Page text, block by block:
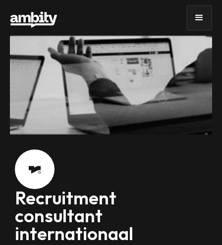
Recruitment
consultant
internationaal